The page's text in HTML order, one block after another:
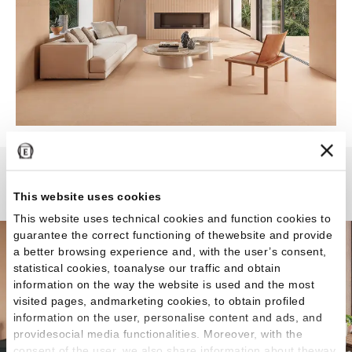
This website uses cookies
This website uses technical cookies and function cookies to
guarantee the correct functioning of thewebsite and provide
a better browsing experience and, with the user’s consent,
statistical cookies, toanalyse our traffic and obtain
information on the way the website is used and the most
visited pages, andmarketing cookies, to obtain profiled
information on the user, personalise content and ads, and
providesocial media functionalities. Moreover, with the
Pietra Essenza